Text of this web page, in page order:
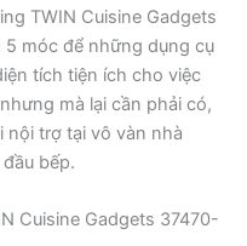
TWIN Cuisine Gadgets
móc để những dụng cụ
tích tiện ích cho việc
mà lại cần phải có,
trợ tại vô vàn nhà
bếp.